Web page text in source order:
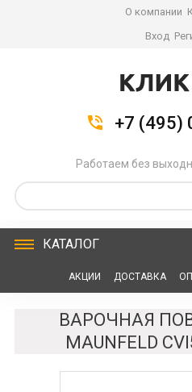
О компании
Вход
+7 (495)
Работаем без
КАТАЛОГ
АКЦИИ ДОСТАВКА
ВАРОЧНАЯ
MAUNFELD